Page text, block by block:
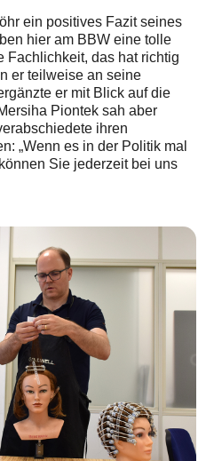
ein positives Fazit seines
hier am BBW eine tolle
Fachlichkeit, das hat richtig
er teilweise an seine
er mit Blick auf die
Piontek sah aber
ihren
„Wenn es in der Politik mal
Sie jederzeit bei uns